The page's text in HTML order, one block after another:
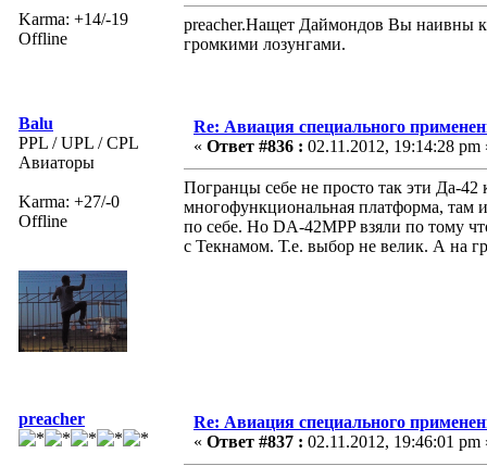
Karma: +14/-19
Offline
preacher.Нащет Даймондов Вы наивны
громкими лозунгами.
Balu
PPL / UPL / CPL
Авиаторы
Karma: +27/-0
Offline
Re: Авиация специального
« Ответ #836 : 02.11.2012, 19:14:28 pm
Погранцы себе не просто так эти Да-
многофункциональная платформа, там
по себе. Но DA-42MPP взяли по тому
с Текнамом. Т.е. выбор не велик. А на
preacher
Re: Авиация специального
« Ответ #837 : 02.11.2012, 19:46:01 pm